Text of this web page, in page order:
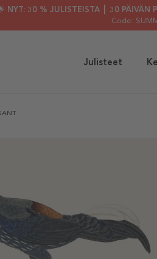
NYT: 30 % JULISTEISTA ┃ 30 PÄIVÄN
Code:
Julisteet